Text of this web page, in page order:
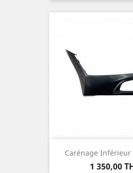
Carénage Inférieur
Prix
1 350,00